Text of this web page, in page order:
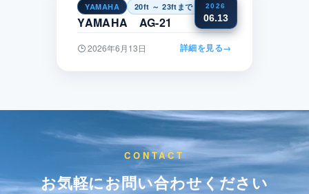
2026
06.13
YAMAHA 20ft ～ 23ftまで 中部
YAMAHA AG-21
2026年6月13日 詳細を見る→
CONTACT
お気軽にお問い合わせください